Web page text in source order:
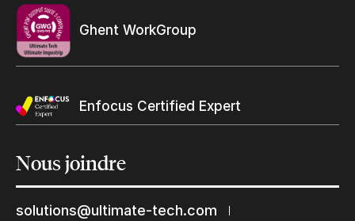
Ghent WorkGroup
Enfocus Certified Expert
Nousjoindre
solutions@ultimate-tech.com
Restons en contact
Abonnez-vous à notre liste de diffusion